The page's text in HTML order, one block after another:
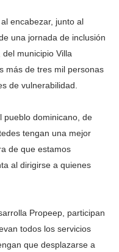
encabezar, junto al
una jornada de inclusión
municipio Villa
más de tres mil personas
de vulnerabilidad.
pueblo dominicano, de
tengan una mejor
de que estamos
al dirigirse a quienes
Propeep, participan
todos los servicios
que desplazarse a